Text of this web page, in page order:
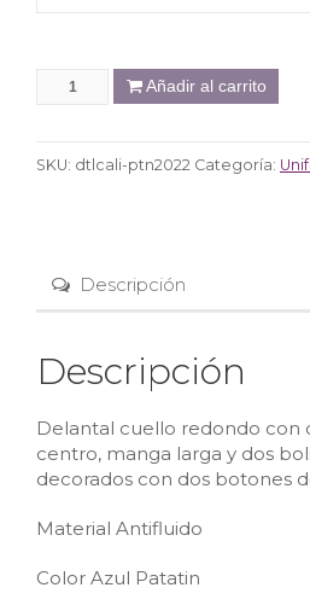
Añadir al carrito
SKU: dtlcali-ptn2022 Categoría:
Descripción
Descripción
Delantal cuello redondo con
centro, manga larga y dos
decorados con dos botones
Material Antifluido
Color Azul Patatin